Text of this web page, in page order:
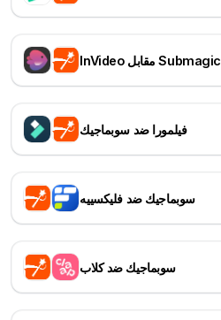
InVideo مقابل Submagic
فيلمورا ضد سوبماجيك
سوبماجيك ضد فليكسييه
سوبماجيك ضد كلاب